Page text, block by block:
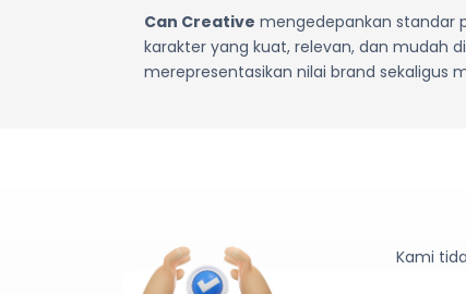
Can Creative mengedepankan standar
karakter yang kuat, relevan, dan mudah
merepresentasikan nilai brand sekaligus
Kami